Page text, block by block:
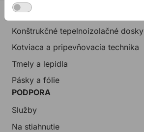
PRODUKTY
Konštrukčné tepelnoizolačné dosky
Kotviaca a pripevňovacia technika
Tmely a lepidla
Pásky a fólie
PODPORA
Služby
Na stiahnutie